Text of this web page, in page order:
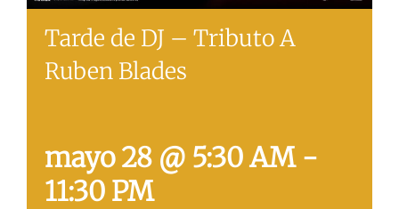
Tarde de DJ – Tributo A
Ruben Blades
mayo 28 @ 5:30 AM-
11:30 PM